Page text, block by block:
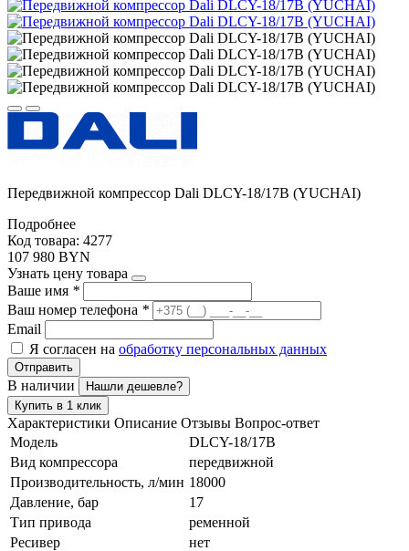
Передвижной компрессор Dali DLCY-18/17B (YUCHAI)
Подробнее
Код товара: 4277
107 980 BYN
Узнать цену товара
Ваше имя *
Ваш номер телефона *
Email
Я согласен на обработку персональных данных
Отправить
В наличии
Нашли дешевле?
Купить в 1 клик
Характеристики Описание Отзывы Вопрос-ответ
Модель
DLCY-18/17B
Вид компрессора
передвижной
Производительность, л/мин 18000
Давление, бар
17
Тип привода
ременной
Ресивер
нет